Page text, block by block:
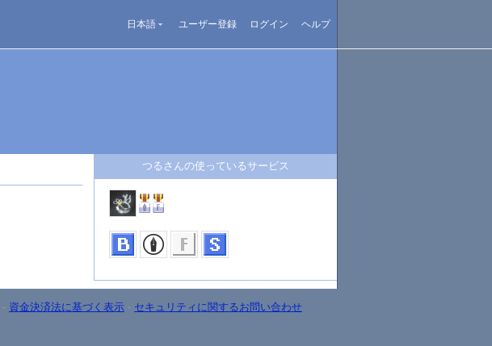
日本語 ユーザー登録 ログイン ヘルプ
つるさんの使っているサービス
- 資金決済法に基づく表示 - セキュリティに関するお問い合わせ